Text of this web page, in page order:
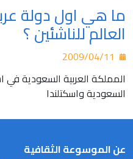
ما هي اول دولة
العالم للناشئين ؟
السعودية واسكتلندا
عن الموسوعة الثقافية